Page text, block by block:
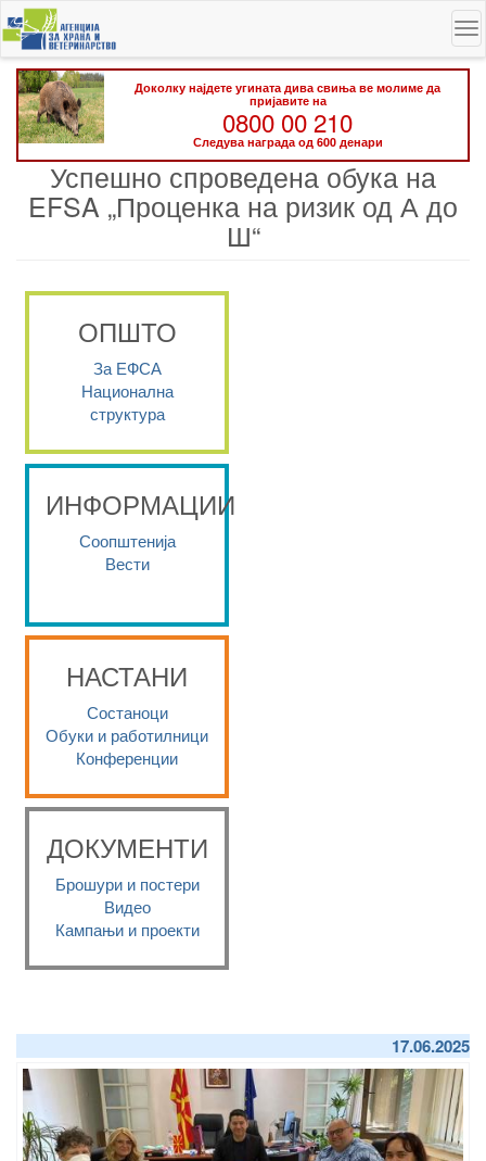
Skip
to
main
content
Доколку најдете угината дива свиња ве молиме да
пријавите на
0800 00 210
Следува награда од 600 денари
Успешно спроведена обука на
EFSA „Проценка на ризик од А до
Ш“
ОПШТО
За ЕФСА
Национална
структура
ИНФОРМАЦИИ
Соопштенија
Вести
НАСТАНИ
Состаноци
Обуки и работилници
Конференции
ДОКУМЕНТИ
Брошури и постери
Видео
Кампањи и проекти
17.06.2025